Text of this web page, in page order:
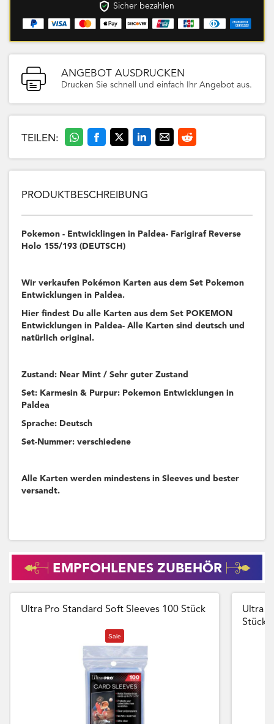
Sicher bezahlen
ANGEBOT AUSDRUCKEN
Drucken Sie schnell und einfach Ihr Angebot aus.
TEILEN:
PRODUKTBESCHREIBUNG
Pokemon - Entwicklingen in Paldea- Farigiraf Reverse
Holo 155/193 (DEUTSCH)
Wir verkaufen Pokémon Karten aus dem Set Pokemon
Entwicklungen in Paldea.
Hier findest Du alle Karten aus dem Set POKEMON
Entwicklungen in Paldea- Alle Karten sind deutsch und
natürlich original.
Zustand: Near Mint / Sehr guter Zustand
Set: Karmesin & Purpur: Pokemon Entwicklungen in
Paldea
Sprache: Deutsch
Set-Nummer: verschiedene
Alle Karten werden mindestens in Sleeves und bester
versandt.
EMPFOHLENES ZUBEHÖR
Ultra Pro Standard Soft Sleeves 100 Stück
Sale
Ultra
Stück